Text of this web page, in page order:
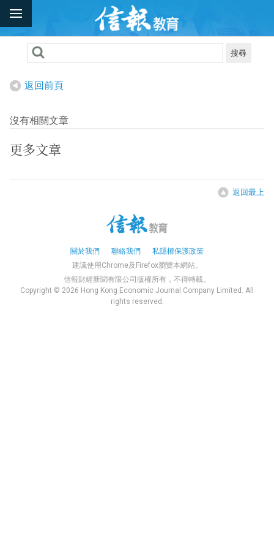
搜尋
返回前頁
沒有相關文章
更多文章
返回最上
關於我們 聯絡我們
私隱權保護政策
建議使用Chrome及Firefox瀏覽本網站。
信報財經新聞有限公司版權所有，不得轉載。
Copyright © 2026 Hong Kong Economic Journal Company Limited. All
rights reserved.